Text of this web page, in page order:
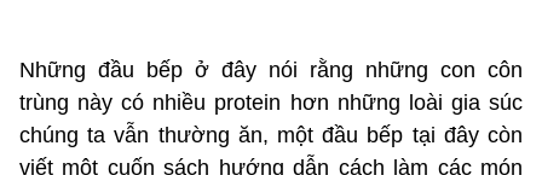
Những đầu bếp ở đây nói rằng những con côn
trùng này có nhiều protein hơn những loài gia súc
chúng ta vẫn thường ăn, một đầu bếp tại đây còn
viết một cuốn sách hướng dẫn cách làm các món